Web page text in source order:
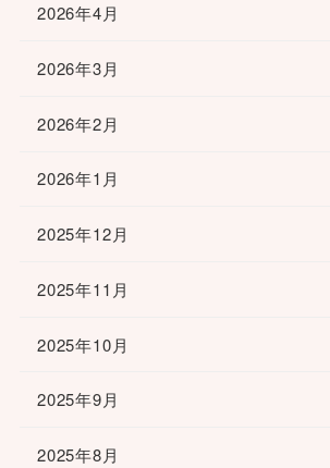
2026年4月
2026年3月
2026年2月
2026年1月
2025年12月
2025年11月
2025年10月
2025年9月
2025年8月